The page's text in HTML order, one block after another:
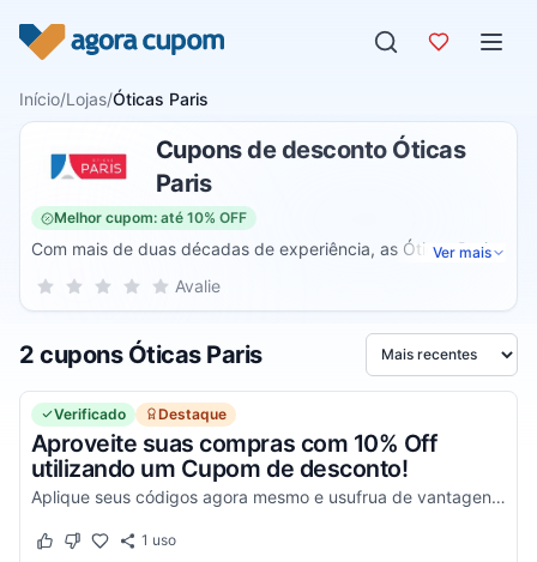
Início/Lojas/Óticas Paris
Cupons de desconto Óticas
Paris
Melhor cupom: até 10% OFF
Com mais de duas décadas de experiência, as Óticas Paris
são reconhecidas como líderes no setor ótico, combinando
apenas soluções para a visão, mas também estilo e moda,
as Óticas Paris têm sido uma escolha confiável para quem
busca óculos que reflitam sua personalidade e estilo de
vida.
Ver mais
Sua nota para Óticas Paris, de 1 a 5 estrelas
5 estrelas
4 estrelas
3 estrelas
2 estrelas
1 estrela Avalie
2 cupons Óticas Paris Ordenar por
Verificado Destaque
Aproveite suas compras com 10% Off
utilizando um Cupom de desconto!
Aplique seus códigos agora mesmo e usufrua de vantagens simplesmente incríveis!
Este cupom funcionou
Este cupom não funcionou
1 uso